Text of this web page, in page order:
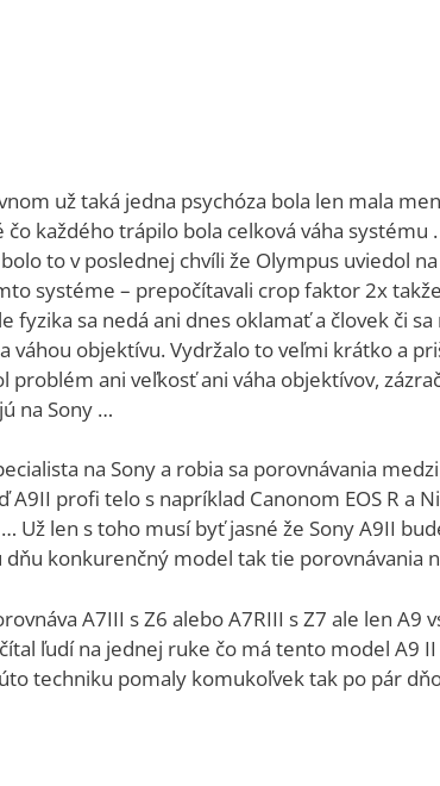
už taká jedna psychóza bola len mala
čo každého trápilo bola celková váha
to v poslednej chvíli že Olympus uviedol
systéme – prepočítavali crop faktor 2x
fyzika sa nedá ani dnes oklamať a človek či
váhou objektívu. Vydržalo to veľmi krátko a
problém ani veľkosť ani váha objektívov,
na Sony …
na Sony a robia sa porovnávania
A9II profi telo s napríklad Canonom EOS R a
Už len s toho musí byť jasné že Sony A9II
konkurenčný model tak tie porovnávania
A7III s Z6 alebo A7RIII s Z7 ale len
ľudí na jednej ruke čo má tento model A9
techniku pomaly komukoľvek tak po pár